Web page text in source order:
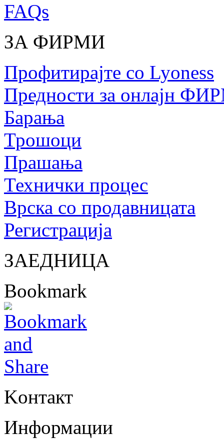
FAQs
ЗА ФИРМИ
Профитирајте со Lyoness
Предности за онлајн
Барања
Трошоци
Прашања
Технички процес
Врска со продавницата
Регистрација
ЗАЕДНИЦА
Bookmark
Kонтакт
Информации